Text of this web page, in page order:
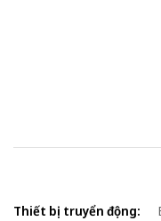
Thiết bị truyển động: